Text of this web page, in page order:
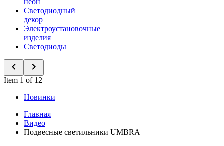
Светодиодный
декор
Электроустановочные
изделия
Светодиоды
Item 1 of 12
Новинки
Главная
Видео
Подвесные светильники UMBRA